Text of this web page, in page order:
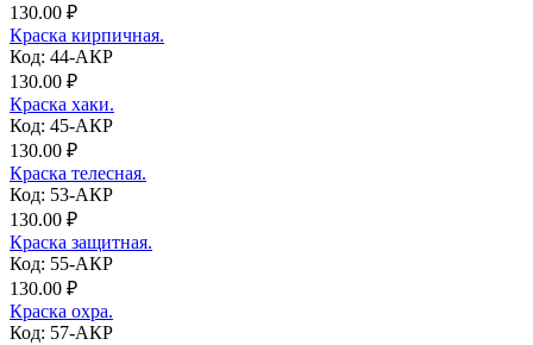
130.00 ₽
Краска кирпичная.
Код: 44-АКР
130.00 ₽
Краска хаки.
Код: 45-АКР
130.00 ₽
Краска телесная.
Код: 53-АКР
130.00 ₽
Краска защитная.
Код: 55-АКР
130.00 ₽
Краска охра.
Код: 57-АКР